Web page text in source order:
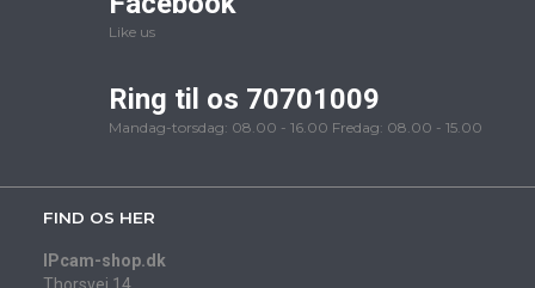
Like us
Ring til os 70701009
Mandag-torsdag: 08.00 - 16.00 Fredag: 08.00 - 15.00
FIND OS HER
IPcam-shop.dk